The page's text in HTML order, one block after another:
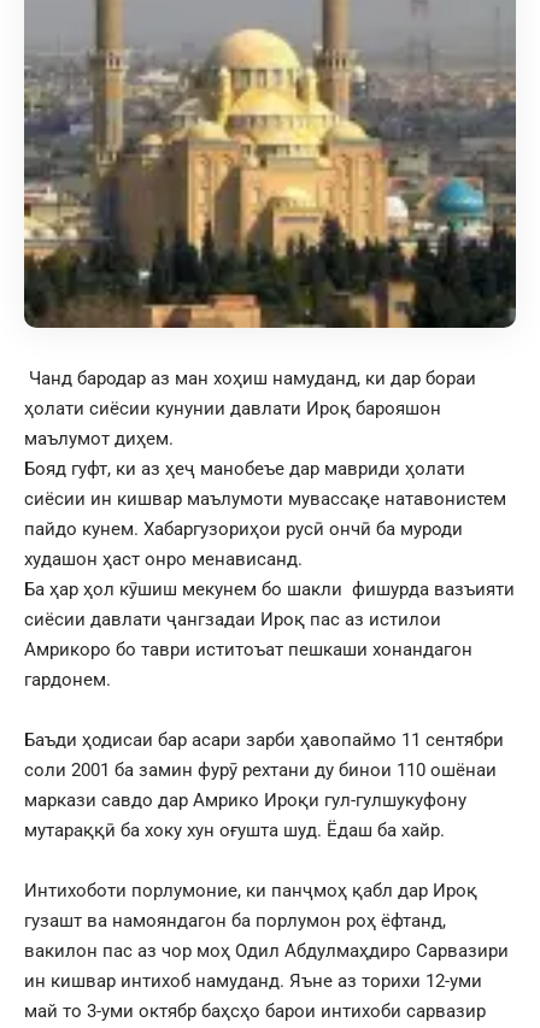
Чанд бародар аз ман хоҳиш намуданд, ки дар бораи
ҳолати сиёсии кунунии давлати Ироқ барояшон
маълумот диҳем.
Бояд гуфт, ки аз ҳеҷ манобеъе дар мавриди ҳолати
сиёсии ин кишвар маълумоти мувассақе натавонистем
пайдо кунем. Хабаргузориҳои русӣ ончӣ ба муроди
худашон ҳаст онро менависанд.
Ба ҳар ҳол кӯшиш мекунем бо шакли фишурда вазъияти
сиёсии давлати ҷангзадаи Ироқ пас аз истилои
Амрикоро бо таври иститоъат пешкаши хонандагон
гардонем.
Баъди ҳодисаи бар асари зарби ҳавопаймо 11 сентябри
соли 2001 ба замин фурӯ рехтани ду бинои 110 ошёнаи
маркази савдо дар Амрико Ироқи гул-гулшукуфону
мутараққӣ ба хоку хун оғушта шуд. Ёдаш ба хайр.
Интихоботи порлумоние, ки панҷмоҳ қабл дар Ироқ
гузашт ва намояндагон ба порлумон роҳ ёфтанд,
вакилон пас аз чор моҳ Одил Абдулмаҳдиро Сарвазири
ин кишвар интихоб намуданд. Яъне аз торихи 12-уми
май то 3-уми октябр баҳсҳо барои интихоби сарвазир